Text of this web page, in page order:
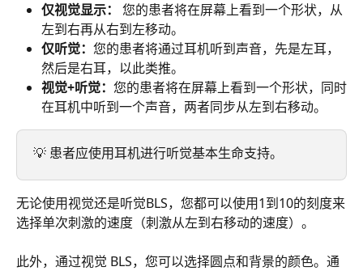
仅视觉显示：
您的患者将在屏幕上看到一个形状，从
左到右再从右到左移动。
仅听觉： 您的患者将通过耳机听到声音，先是左耳，
然后是右耳，以此类推。
视觉+听觉： 您的患者将在屏幕上看到一个形状，同时
在耳机中听到一个声音，两者同步从左到右移动。
💡 患者应使用耳机进行听觉基本生命支持。
无论使用视觉还是听觉BLS，您都可以使用1到10的刻度来
选择单次刺激的速度（刺激从左到右移动的速度）。
此外，通过视觉 BLS，您可以选择圆点和背景的颜色。通